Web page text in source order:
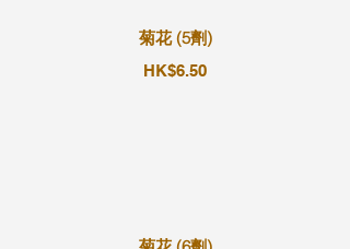
菊花 (5劑)
HK$6.50